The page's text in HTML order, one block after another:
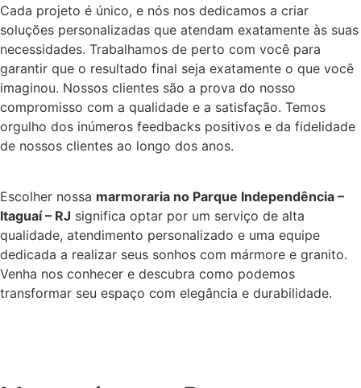
Cada projeto é único, e nós nos dedicamos a criar
soluções personalizadas que atendam exatamente às suas
necessidades. Trabalhamos de perto com você para
garantir que o resultado final seja exatamente o que você
imaginou. Nossos clientes são a prova do nosso
compromisso com a qualidade e a satisfação. Temos
orgulho dos inúmeros feedbacks positivos e da fidelidade
de nossos clientes ao longo dos anos.
Escolher nossa marmoraria no Parque Independência –
Itaguaí – RJ significa optar por um serviço de alta
qualidade, atendimento personalizado e uma equipe
dedicada a realizar seus sonhos com mármore e granito.
Venha nos conhecer e descubra como podemos
transformar seu espaço com elegância e durabilidade.